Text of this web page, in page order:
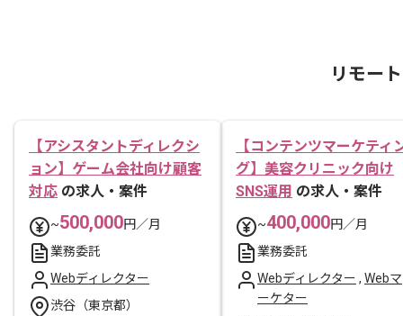
リモー
【アシスタントディレクシ
ョン】ゲーム会社向け顧客
対応 の求人・案件
~500,000円／月
業務委託
Webディレクター
渋谷（東京都）
【コンテンツマーケティ
グ】美容クリニック向け
SNS運用 の求人・案件
~400,000円／月
業務委託
Webディレクター , Webマ
ーケター